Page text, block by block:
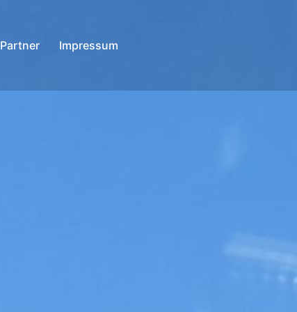
Partner Impressum